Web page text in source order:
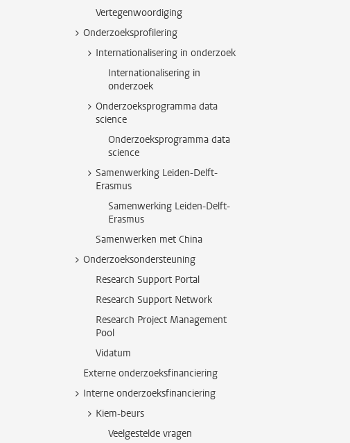
Vertegenwoordiging
Onderzoeksprofilering
Internationalisering in onderzoek
Internationalisering in
onderzoek
Onderzoeksprogramma data
science
Onderzoeksprogramma data
science
Samenwerking Leiden-Delft-
Erasmus
Samenwerking Leiden-Delft-
Erasmus
Samenwerken met China
Onderzoeksondersteuning
Research Support Portal
Research Support Network
Research Project Management
Pool
Vidatum
Externe onderzoeksfinanciering
Interne onderzoeksfinanciering
Kiem-beurs
Veelgestelde vragen